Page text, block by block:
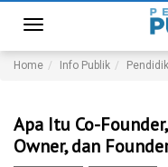
Toggle
navigation
Home Info Publik
Apa Itu Co-
Owner, dan